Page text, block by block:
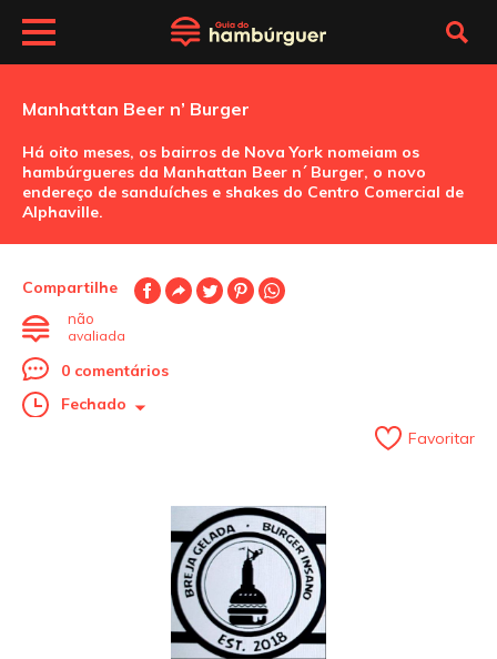
Manhattan Beer n’ Burger
Há oito meses, os bairros de Nova York nomeiam os
hambúrgueres da Manhattan Beer n´ Burger, o novo
endereço de sanduíches e shakes do Centro Comercial de
Alphaville.
Compartilhe
não
avaliada
0 comentários
Fechado
Favoritar